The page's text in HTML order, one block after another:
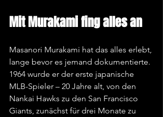
Mit Murakami fing alles an
Masanori Murakami hat das alles erlebt,
lange bevor es jemand dokumentierte.
1964 wurde er der erste japanische
MLB-Spieler – 20 Jahre alt, von den
Nankai Hawks zu den San Francisco
Giants, zunächst für drei Monate zu